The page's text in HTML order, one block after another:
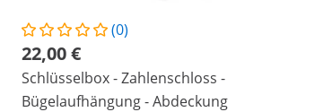
(0)
22,00 €
Schlüsselbox - Zahlenschloss -
Bügelaufhängung - Abdeckung